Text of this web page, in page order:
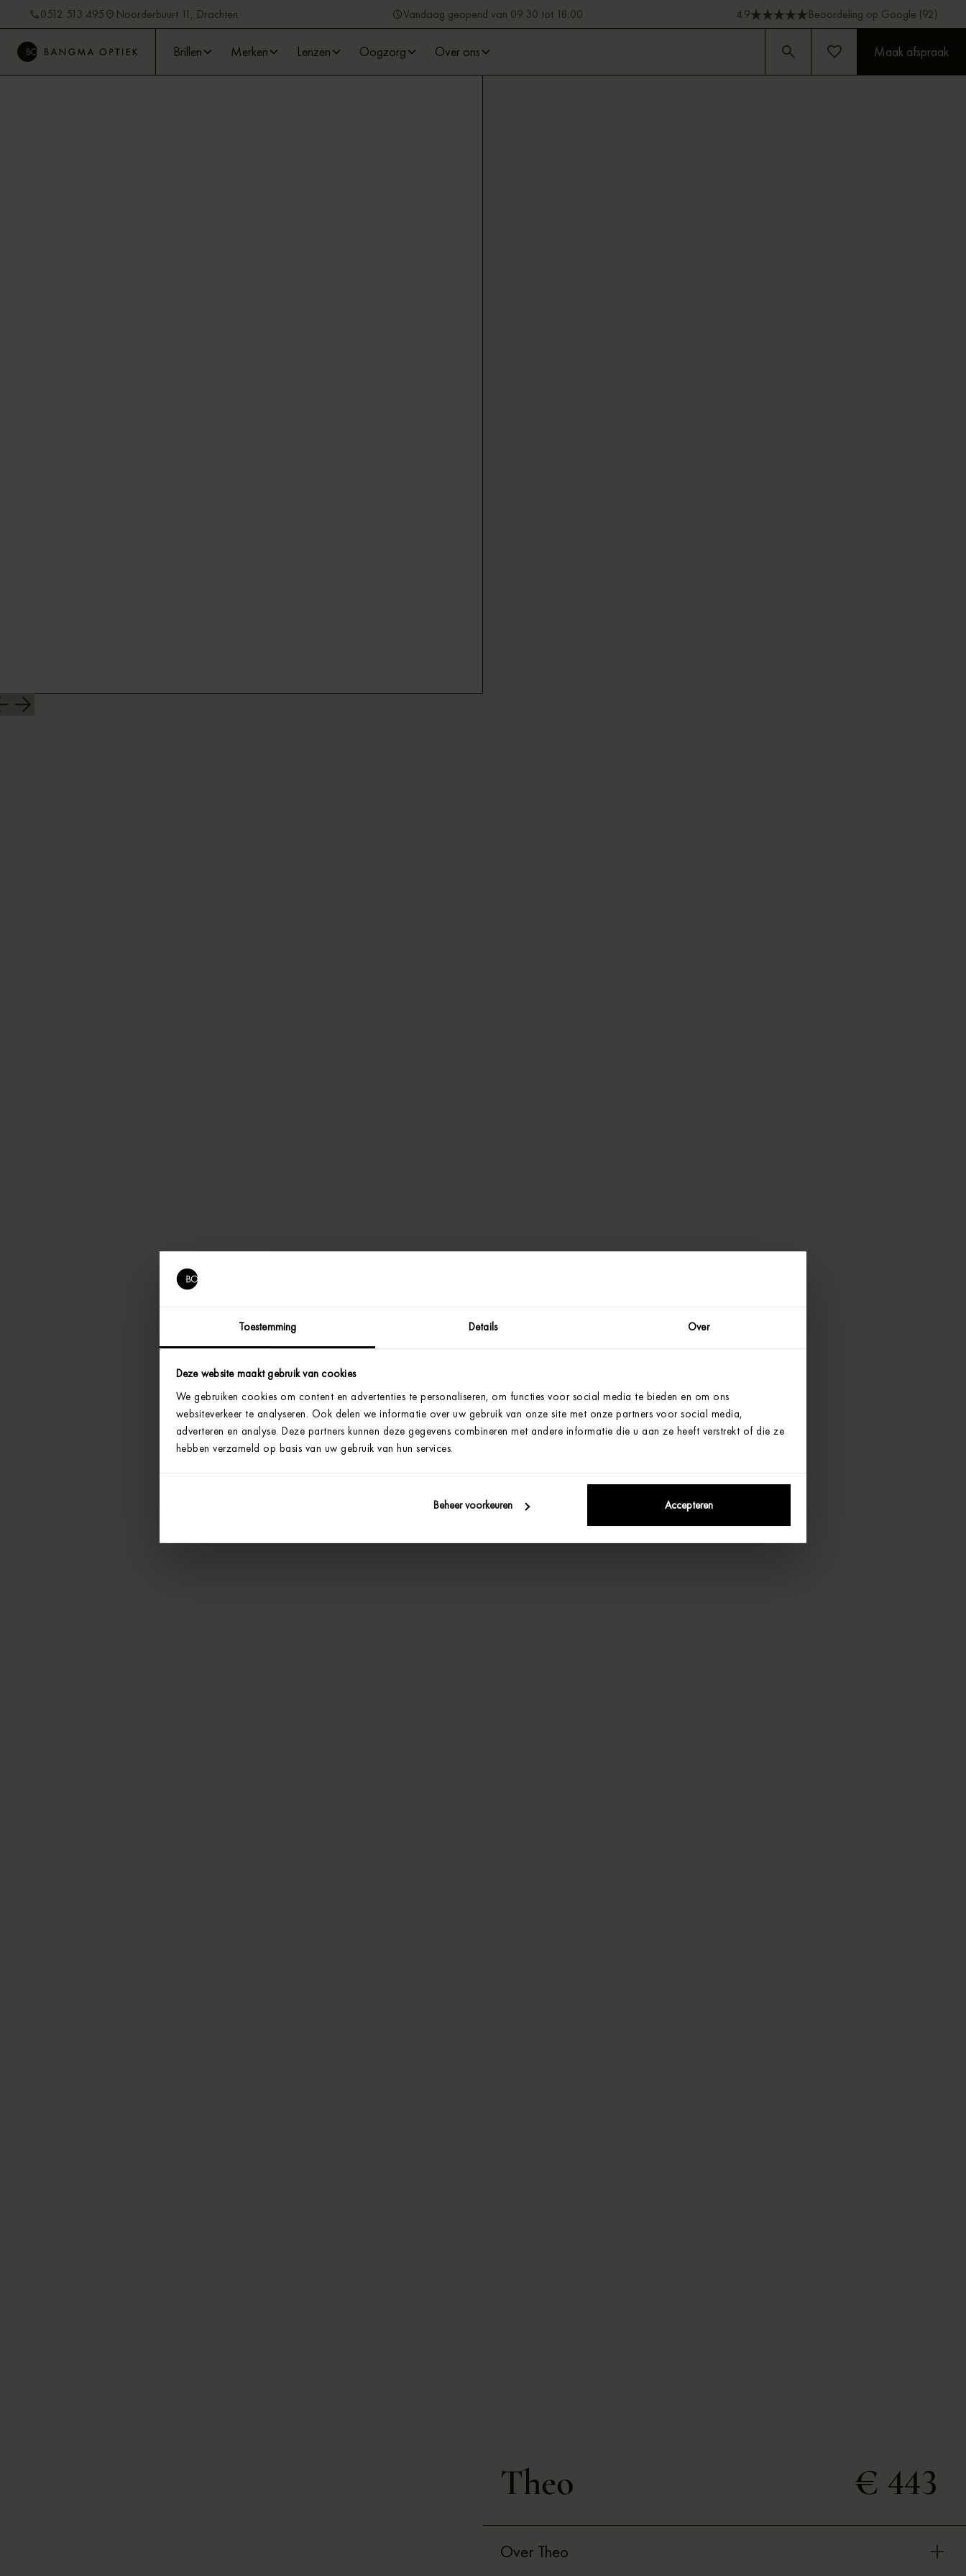
Toestemming Details Over
Deze website maakt gebruik van cookies
We gebruiken cookies om content en advertenties te personaliseren, om functies voor social media te bieden en om ons
websiteverkeer te analyseren. Ook delen we informatie over uw gebruik van onze site met onze partners voor social media,
adverteren en analyse. Deze partners kunnen deze gegevens combineren met andere informatie die u aan ze heeft verstrekt of die ze
hebben verzameld op basis van uw gebruik van hun services.
Beheer voorkeuren Accepteren
0512 513 495 Noorderbuurt 11, Drachten Vandaag geopend van 09:30 tot 18:00 4.9 Beoordeling op Google (92)
Brillen Merken Lenzen Oogzorg Over ons Maak afspraak
Theo € 443
Over Theo